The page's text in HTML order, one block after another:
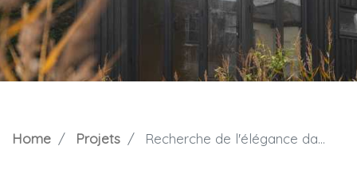
Home Projets Recherche de l'élégance dans la simplicité d'une maison en bois